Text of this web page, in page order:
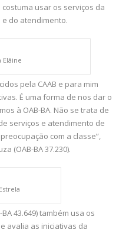
costuma usar os serviços da
e do atendimento.
Elâine
pela CAAB e para mim
É uma forma de nos dar o
à OAB-BA. Não se trata de
serviços e atendimento de
com a classe”,
(OAB-BA 37.230).
43.649) também usa os
avalia as iniciativas da